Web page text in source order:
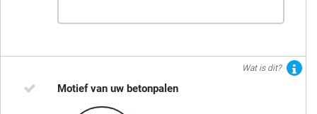
Wat is dit?
Motief van uw betonpalen